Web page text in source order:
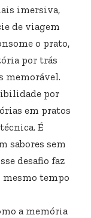
imersiva,
de viagem
o prato,
por trás
memorável.
por
em pratos
É
sabores sem
desafio faz
mesmo tempo
a memória